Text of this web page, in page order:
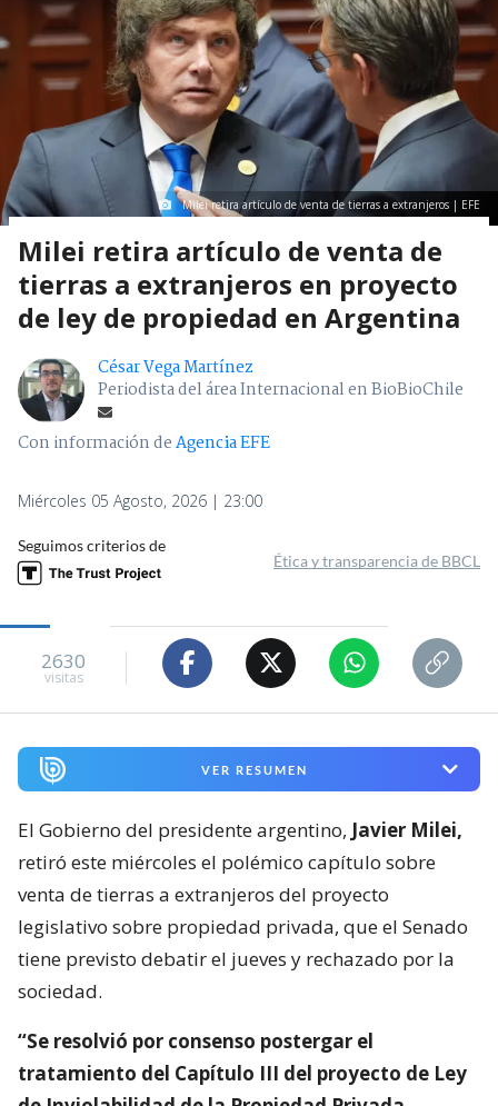
Milei retira artículo de venta de tierras a extranjeros | EFE
Milei retira artículo de venta de
tierras a extranjeros en proyecto
de ley de propiedad en Argentina
César Vega Martínez
Periodista del área Internacional en BioBioChile
Con información deAgencia EFE
Miércoles 05 Agosto, 2026 | 23:00
Seguimos criterios de
Ética y transparencia de BBCL
2630
visitas
VER RESUMEN
El Gobierno del presidente argentino, Javier Milei,
retiró este miércoles el polémico capítulo sobre
venta de tierras a extranjeros del proyecto
legislativo sobre propiedad privada, que el Senado
tiene previsto debatir el jueves y rechazado por la
sociedad.
“Se resolvió por consenso postergar el
tratamiento del Capítulo III del proyecto de Ley